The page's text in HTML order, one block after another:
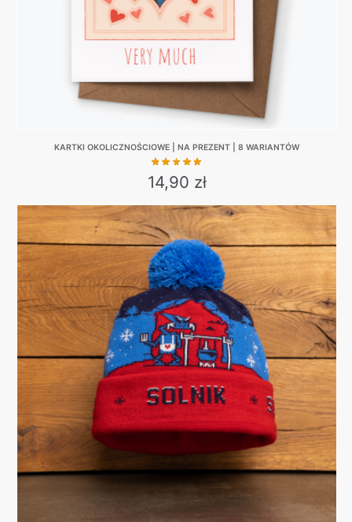
KARTKI OKOLICZNOŚCIOWE | NA PREZENT | 8 WARIANTÓW
14,90 zł
This
product
has
multiple
variants.
The
options
may
be
chosen
on
the
product